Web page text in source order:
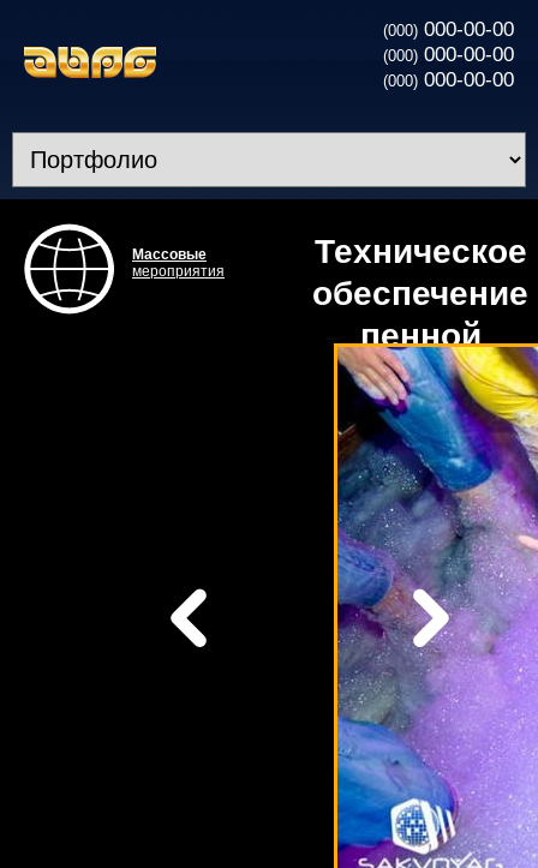
(000) 000-00-00
(000) 000-00-00
(000) 000-00-00
Массовые
мероприятия
Техническое
обеспечение
пенной
вечеринки в
Борисполе